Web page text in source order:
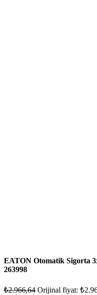
EATON Otomatik Sigorta
263998
₺2.966,64 Orijinal fiyat: